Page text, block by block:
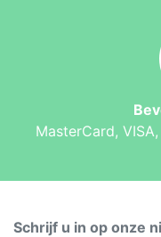
MasterCard,
Schrijf u in op onze